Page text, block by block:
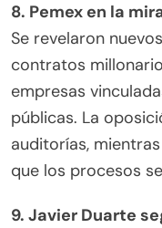
8. Pemex en la
Se revelaron
contratos
empresas
públicas. La
auditorías,
que los procesos
9. Javier Duarte